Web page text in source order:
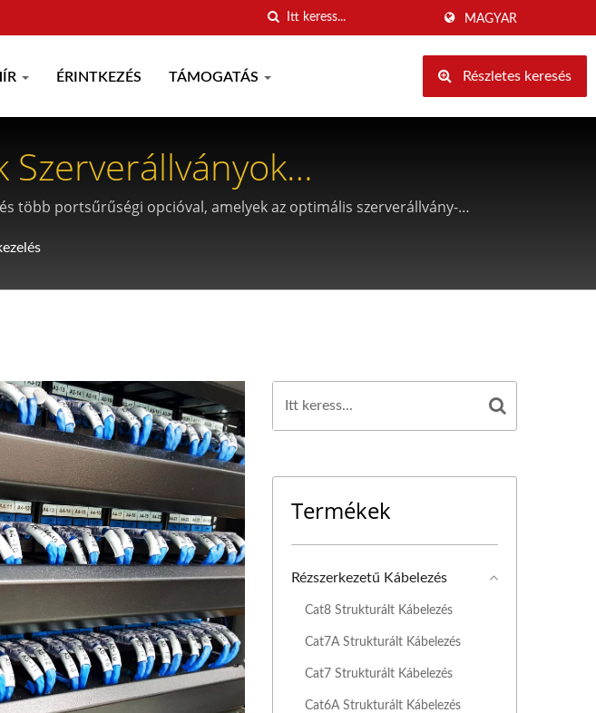
MAGYAR
ÉRINTKEZÉS TÁMOGATÁS Részletes keresés
Szerverállványok
több portsűrűségi opcióval, amelyek az optimális szerverállvány-
Termékek
Rézszerkezetű Kábelezés
Cat8 Strukturált Kábelezés
Cat7A Strukturált Kábelezés
Cat7 Strukturált Kábelezés
Cat6A Strukturált Kábelezés